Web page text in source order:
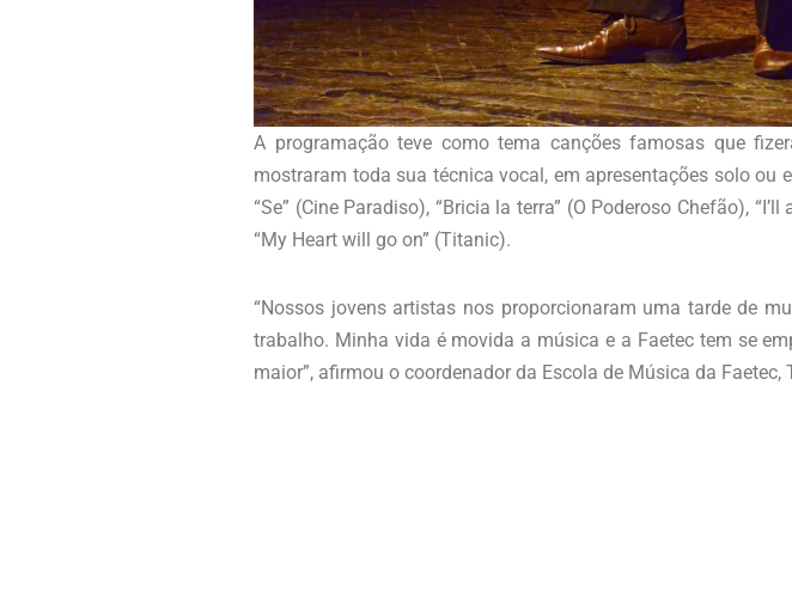
A programação teve como tema canções famosas que
mostraram toda sua técnica vocal, em apresentações solo ou
“Se” (Cine Paradiso), “Bricia la terra” (O Poderoso Chefão),
“My Heart will go on” (Titanic).
“Nossos jovens artistas nos proporcionaram uma tarde de
trabalho. Minha vida é movida a música e a Faetec tem se
maior”, afirmou o coordenador da Escola de Música da